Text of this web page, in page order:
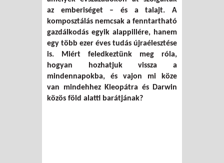
az emberiséget – és a talajt. A
komposztálás nemcsak a fenntartható
gazdálkodás egyik alappillére, hanem
egy több ezer éves tudás újraélesztése
is. Miért feledkeztünk meg róla,
hogyan hozhatjuk vissza a
mindennapokba, és vajon mi köze
van mindehhez Kleopátra és Darwin
közös föld alatti barátjának?